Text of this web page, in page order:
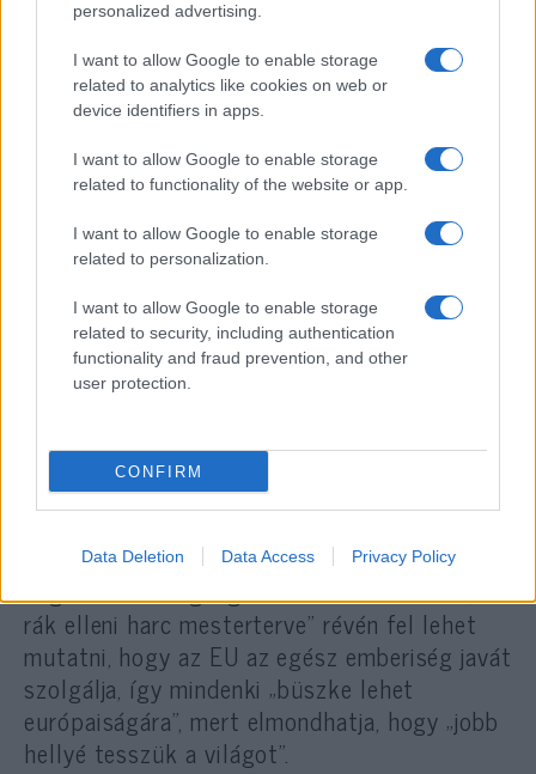
personalized advertising.
I want to allow Google to enable storage
related to analytics like cookies on web or
device identifiers in apps.
I want to allow Google to enable storage
related to functionality of the website or app.
I want to allow Google to enable storage
related to personalization.
I want to allow Google to enable storage
related to security, including authentication
functionality and fraud prevention, and other
user protection.
CONFIRM
Data Deletion Data Access Privacy Policy
Arról is szólt, hogy a digitalizáció révén
felemelkedett EU-n kívüli globális
óriásvállalatokat kényszeríteni kell arra, hogy
betartsák az „európai játékszabályokat, ha
pénzt akarnak keresni Európában”.
Így például „el tudom képzelni, hogy
törvényekkel világossá tesszük, hogy nem
minden megengedett interneten”, és ezért
„betiltjuk a dzsihadista propagandát, a
gyermekpornográfia terjesztését, a politikai
területen pedig a fake news (álhírek)
Csúcsjelölti programjának korábban
hogy EU-s összefogással kell küzdeni a
daganatos betegségek ellen. Mint mondta, „a
rák elleni harc mesterterve” révén fel lehet
mutatni, hogy az EU az egész emberiség javát
szolgálja, így mindenki „büszke lehet
európaiságára”, mert elmondhatja, hogy „jobb
hellyé tesszük a világot”.